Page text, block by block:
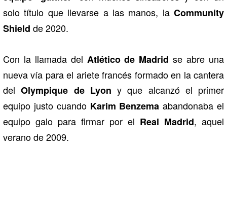
solo título que llevarse a las manos, la Community
Shield de 2020.
Con la llamada del Atlético de Madrid se abre una
nueva vía para el ariete francés formado en la cantera
delOlympique de Lyon y que alcanzó el primer
equipo justo cuando Karim Benzema abandonaba el
equipo galo para firmar por el Real Madrid, aquel
verano de 2009.